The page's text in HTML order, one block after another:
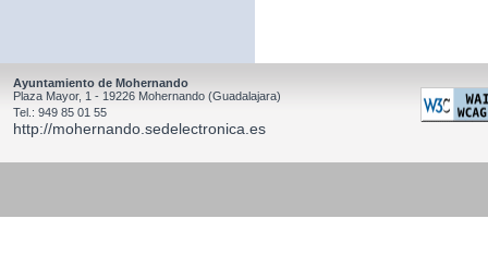
Ayuntamiento de Mohernando
Plaza Mayor, 1 - 19226 Mohernando (Guadalajara)
Tel.: 949 85 01 55
http://mohernando.sedelectronica.es